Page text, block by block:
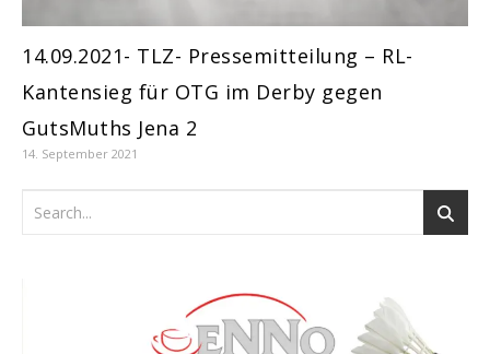
14.09.2021- TLZ- Pressemitteilung – RL-
Kantensieg für OTG im Derby gegen
GutsMuths Jena 2
14. September 2021